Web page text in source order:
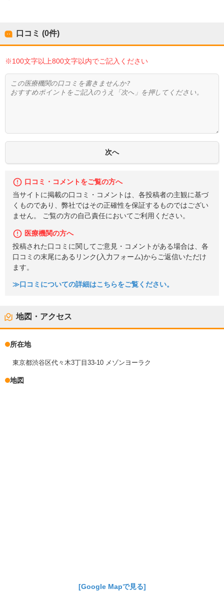
口コミ (0件)
※100文字以上800文字以内でご記入ください
口コミ・コメントをご覧の方へ
当サイトに掲載の口コミ・コメントは、各投稿者の主観に基づ
くものであり、弊社ではその正確性を保証するものではござい
ません。 ご覧の方の自己責任においてご利用ください。
医療機関の方へ
投稿された口コミに関してご意見・コメントがある場合は、各
口コミの末尾にあるリンク(入力フォーム)からご返信いただけ
ます。
≫口コミについての詳細はこちらをご覧ください。
地図・アクセス
所在地
東京都渋谷区代々木3丁目33-10 メゾンヨーラク
地図
[Google Mapで見る]